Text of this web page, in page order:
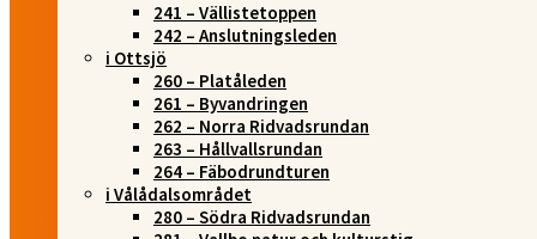
241 – Vällistetoppen
242 – Anslutningsleden
i Ottsjö
260 – Platåleden
261 – Byvandringen
262 – Norra Ridvadsrundan
263 – Hållvallsrundan
264 – Fäbodrundturen
i Vålådalsområdet
280 – Södra Ridvadsrundan